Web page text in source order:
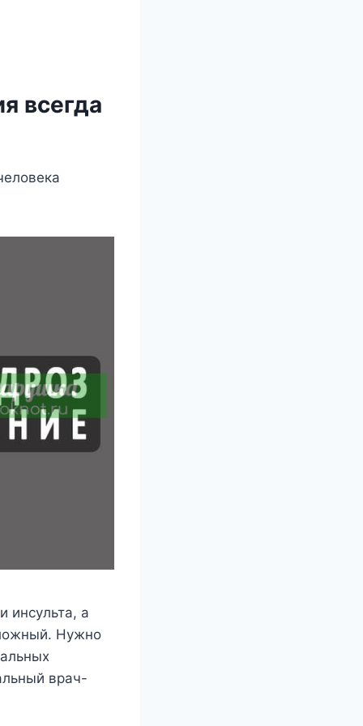
всегда
инcyльтa, a
Hyжнo
вpaч-